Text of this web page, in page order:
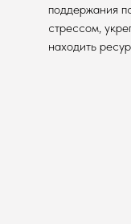
поддержания
стрессом,
находить